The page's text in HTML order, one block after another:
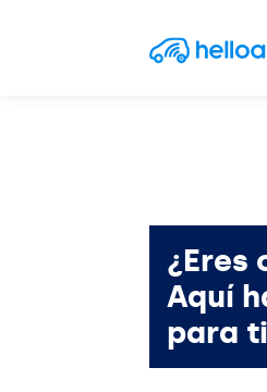
Saltar al
Navegación
¿Eres
Aquí
para ti